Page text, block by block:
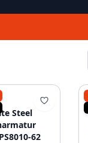
Steel
62